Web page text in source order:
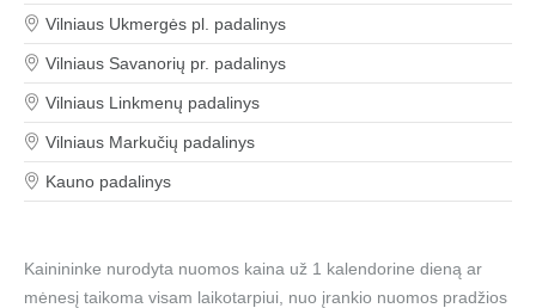
Vilniaus Ukmergės pl. padalinys
Vilniaus Savanorių pr. padalinys
Vilniaus Linkmenų padalinys
Vilniaus Markučių padalinys
Kauno padalinys
Kainininke nurodyta nuomos kaina už 1 kalendorine dieną ar
mėnesį taikoma visam laikotarpiui, nuo įrankio nuomos pradžios